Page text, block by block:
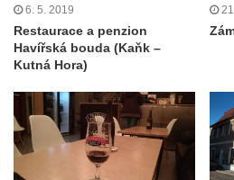
6. 5. 2019
Restaurace a penzion
Havířská bouda (Kaňk –
Kutná Hora)